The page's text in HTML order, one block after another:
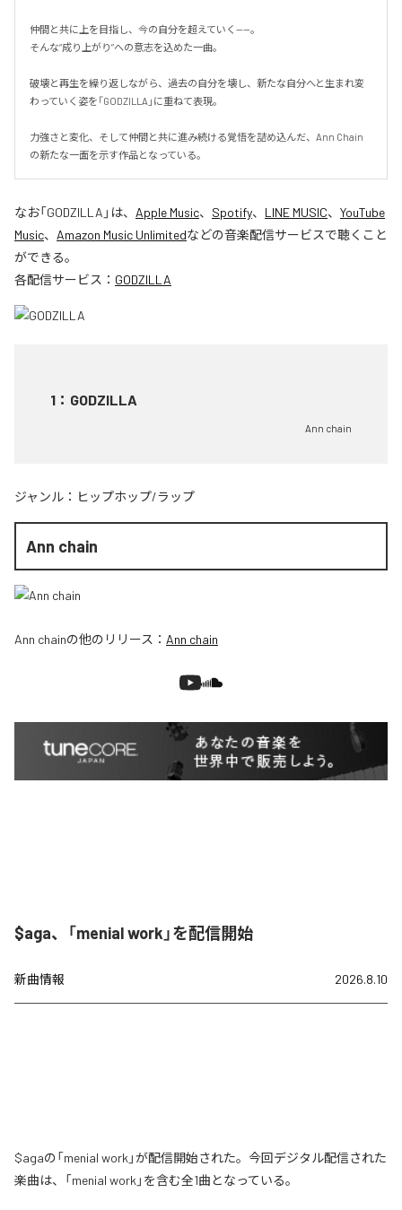
仲間と共に上を目指し、今の自分を超えていく——。
そんな“成り上がり”への意志を込めた一曲。
破壊と再生を繰り返しながら、過去の自分を壊し、新たな自分へと生まれ変
わっていく姿を「GODZILLA」に重ねて表現。
力強さと変化、そして仲間と共に進み続ける覚悟を詰め込んだ、Ann Chain
の新たな一面を示す作品となっている。
なお「GODZILLA 」は、 Apple Music、 Spotify、 LINE MUSIC、 YouTube
Music、 Amazon Music Unlimitedなどの音楽配信サービスで聴くこと
ができる。
各配信サービス： GODZILLA
1 ： GODZILLA
Ann chain
ジャンル： ヒップホップ/ラップ
Ann chain
Ann chainの他のリリース： Ann chain
$aga、「menial work」を配信開始
新曲情報 2026.8.10
$agaの「menial work」が配信開始された。今回デジタル配信された
楽曲は、「menial work」を含む全1曲となっている。